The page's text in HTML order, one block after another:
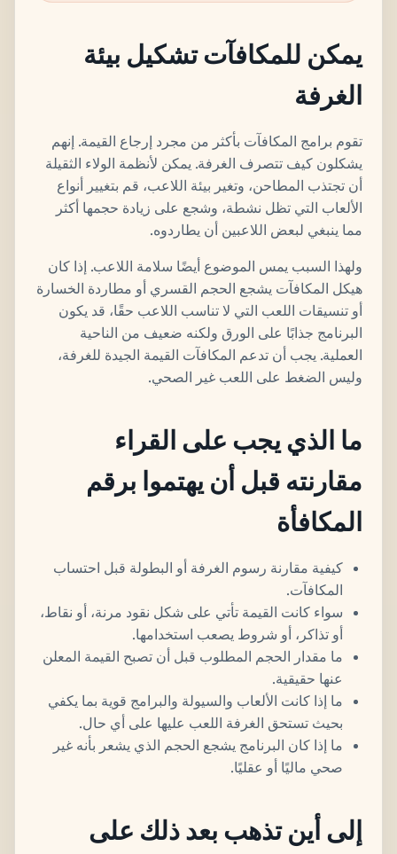
يمكن للمكافآت تشكيل بيئة
الغرفة
تقوم برامج المكافآت بأكثر من مجرد إرجاع القيمة. إنهم
يشكلون كيف تتصرف الغرفة. يمكن لأنظمة الولاء الثقيلة
أن تجتذب المطاحن، وتغير بيئة اللاعب، قم بتغيير أنواع
الألعاب التي تظل نشطة، وشجع على زيادة حجمها أكثر
مما ينبغي لبعض اللاعبين أن يطاردوه.
ولهذا السبب يمس الموضوع أيضًا سلامة اللاعب. إذا كان
هيكل المكافآت يشجع الحجم القسري أو مطاردة الخسارة
أو تنسيقات اللعب التي لا تناسب اللاعب حقًا، قد يكون
البرنامج جذابًا على الورق ولكنه ضعيف من الناحية
العملية. يجب أن تدعم المكافآت القيمة الجيدة للغرفة،
وليس الضغط على اللعب غير الصحي.
ما الذي يجب على القراء
مقارنته قبل أن يهتموا برقم
المكافأة
كيفية مقارنة رسوم الغرفة أو البطولة قبل احتساب
المكافآت.
سواء كانت القيمة تأتي على شكل نقود مرنة، أو نقاط،
أو تذاكر، أو شروط يصعب استخدامها.
ما مقدار الحجم المطلوب قبل أن تصبح القيمة المعلن
عنها حقيقية.
ما إذا كانت الألعاب والسيولة والبرامج قوية بما يكفي
بحيث تستحق الغرفة اللعب عليها على أي حال.
ما إذا كان البرنامج يشجع الحجم الذي يشعر بأنه غير
صحي ماليًا أو عقليًا.
إلى أين تذهب بعد ذلك على